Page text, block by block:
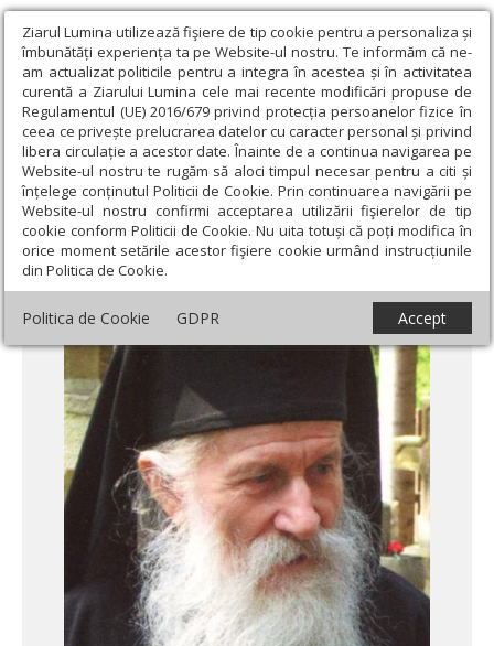
Ziarul Lumina utilizează fişiere de tip cookie pentru a personaliza și
îmbunătăți experiența ta pe Website-ul nostru. Te informăm că ne-
am actualizat politicile pentru a integra în acestea și în activitatea
curentă a Ziarului Lumina cele mai recente modificări propuse de
Regulamentul (UE) 2016/679 privind protecția persoanelor fizice în
ceea ce privește prelucrarea datelor cu caracter personal și privind
libera circulație a acestor date. Înainte de a continua navigarea pe
Website-ul nostru te rugăm să aloci timpul necesar pentru a citi și
înțelege conținutul Politicii de Cookie. Prin continuarea navigării pe
Website-ul nostru confirmi acceptarea utilizării fişierelor de tip
cookie conform Politicii de Cookie. Nu uita totuși că poți modifica în
orice moment setările acestor fişiere cookie urmând instrucțiunile
din Politica de Cookie.
Politica de Cookie GDPR Accept
Ziarul Lumina › Actualitate religioasă › Documentar › Părintele
Ioanichie Bălan, un om al Duhului
Părintele Ioanichie Bălan, un om al Duhului